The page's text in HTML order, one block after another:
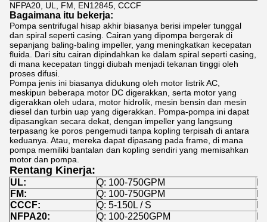
NFPA20, UL, FM, EN12845, CCCF
Bagaimana itu bekerja:
Pompa sentrifugal hisap akhir biasanya berisi impeler tunggal
dan spiral seperti casing. Cairan yang dipompa bergerak di
sepanjang baling-baling impeller, yang meningkatkan kecepatan
fluida. Dari situ cairan dipindahkan ke dalam spiral seperti casing,
di mana kecepatan tinggi diubah menjadi tekanan tinggi oleh
proses difusi.
Pompa jenis ini biasanya didukung oleh motor listrik AC,
meskipun beberapa motor DC digerakkan, serta motor yang
digerakkan oleh udara, motor hidrolik, mesin bensin dan mesin
diesel dan turbin uap yang digerakkan. Pompa-pompa ini dapat
dipasangkan secara dekat, dengan impeller yang langsung
terpasang ke poros pengemudi tanpa kopling terpisah di antara
keduanya. Atau, mereka dapat dipasang pada frame, di mana
pompa memiliki bantalan dan kopling sendiri yang memisahkan
motor dan pompa.
Rentang Kinerja:
UL: Q: 100-750GPM
FM:
Q: 100-750GPM
CCCF:
Q: 5-150L / S
NFPA20:
Q: 100-2250GPM